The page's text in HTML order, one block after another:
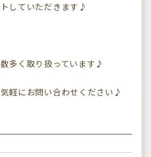
していただきます♪
多く取り扱っています♪
軽にお問い合わせください♪